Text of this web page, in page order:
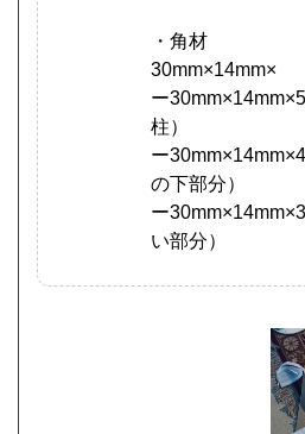
・角材
30mm×14mm×
ー
柱）
ー
の下部分）
ー
い部分）